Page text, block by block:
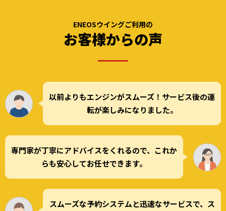
ENEOSウイングご利用の
お客様からの声
以前よりもエンジンがスムーズ！サービス後の運
転が楽しみになりました。
専門家が丁寧にアドバイスをくれるので、これか
らも安心してお任せできます。
スムーズな予約システムと迅速なサービスで、ス